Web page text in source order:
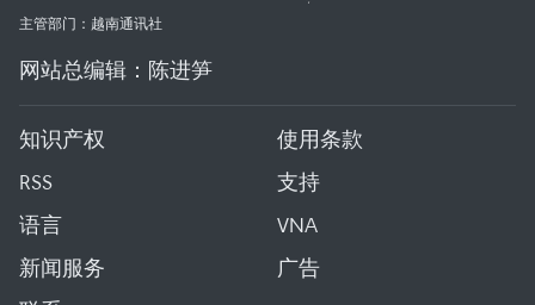
主管部门：越南通讯社
网站总编辑：陈进笋
知识产权
使用条款
RSS
支持
语言
VNA
新闻服务
广告